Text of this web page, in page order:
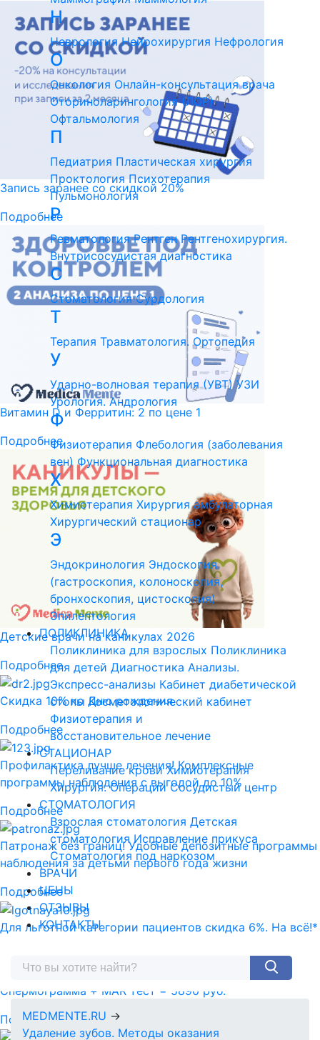
Запись заранее со скидкой 20%
Подробнее
Витамин D и Ферритин: 2 по цене 1
Подробнее
Детские врачи на каникулах 2026
Подробнее
Скидка 10% ко Дню рождения
Подробнее
Профилактика лучше лечения! Комплексные
программы наблюдения с выгодой до 10%
Подробнее
Патронаж без границ! Удобные депозитные программы
наблюдения за детьми первого года жизни
Подробнее
Для льготной категории пациентов скидка 6%. На всё!*
Спермограмма + MAR тест = 5890 руб.
Подробнее
Н
Неврология Нейрохирургия Нефрология
О
Онкология Онлайн-консультация врача
Оториноларингология (ЛОР)
Офтальмология
П
Педиатрия Пластическая хирургия
Проктология Психотерапия
Пульмонология
Р
Ревматология Рентген Рентгенохирургия.
Внутрисосудистая диагностика
С
Стоматология Сурдология
Т
Терапия Травматология. Ортопедия
У
Ударно-волновая терапия (УВТ) УЗИ
Урология. Андрология
Ф
Физиотерапия Флебология (заболевания
вен) Функциональная диагностика
Х
Химиотерапия Хирургия амбулаторная
Хирургический стационар
Э
Эндокринология Эндоскопия
(гастроскопия, колоноскопия,
бронхоскопия, цистоскопия)
Эпилептология
ПОЛИКЛИНИКА
Поликлиника для взрослых Поликлиника
для детей Диагностика Анализы.
Экспресс-анализы Кабинет диабетической
стопы Косметологический кабинет
Физиотерапия и
восстановительное лечение
СТАЦИОНАР
Переливание крови Химиотерапия
Хирургия. Операции Сосудистый центр
СТОМАТОЛОГИЯ
Взрослая стоматология Детская
стоматология Исправление прикуса
Стоматология под наркозом
ВРАЧИ
ЦЕНЫ
ОТЗЫВЫ
КОНТАКТЫ
MEDMENTE.RU →
Удаление зубов. Методы оказания